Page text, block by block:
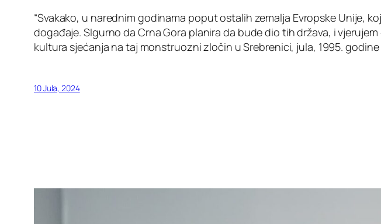
“Svakako, u narednim godinama poput ostalih zemalja Evropske Unije,
događaje. SIgurno da Crna Gora planira da bude dio tih država, i
kultura sjećanja na taj monstruozni zločin u Srebrenici, jula, 1995. godine
10 Jula, 2024